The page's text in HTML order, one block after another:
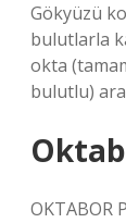
Gökyüzü
bulutlarla
okta
bulutlu)
OKTABOR